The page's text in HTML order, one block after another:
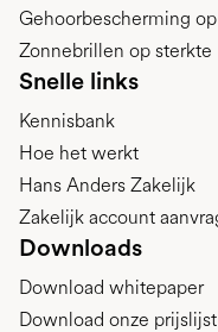
Gehoorbescherming
Zonnebrillen op sterkte
Snelle links
Kennisbank
Hoe het werkt
Hans Anders Zakelijk
Zakelijk account
Downloads
Download whitepaper
Download onze prijslijst